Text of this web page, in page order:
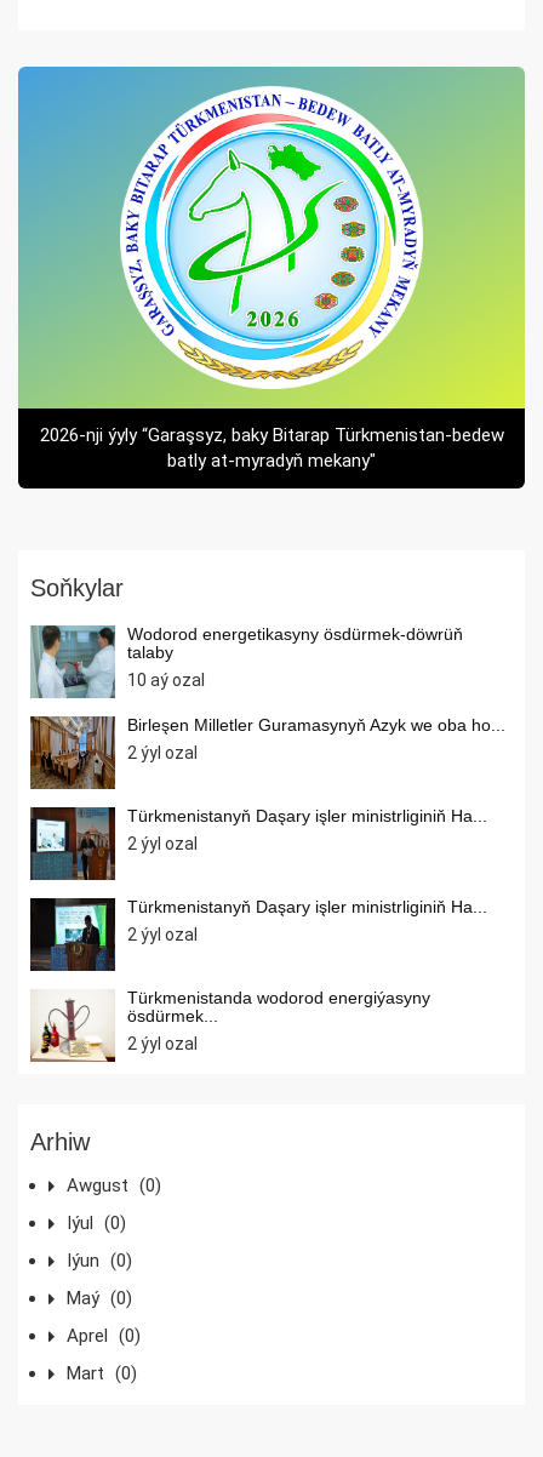
2026-nji ýyly “Garaşsyz, baky Bitarap Türkmenistan-bedew
batly at-myradyň mekany"
Soňkylar
Wodorod energetikasyny ösdürmek-döwrüň
talaby
10 aý ozal
Birleşen Milletler Guramasynyň Azyk we oba ho...
2 ýyl ozal
Türkmenistanyň Daşary işler ministrliginiň Ha...
2 ýyl ozal
Türkmenistanyň Daşary işler ministrliginiň Ha...
2 ýyl ozal
Türkmenistanda wodorod energiýasyny
ösdürmek...
2 ýyl ozal
Arhiw
Awgust (0)
Iýul
(0)
Iýun (0)
Maý (0)
Aprel
(0)
Mart (0)